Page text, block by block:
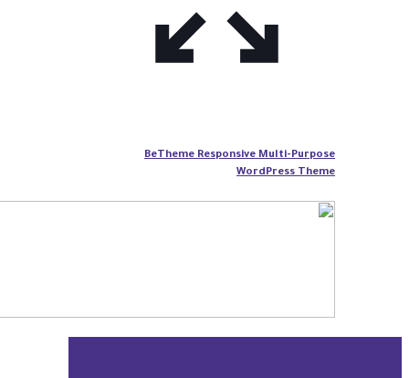
BeTheme Responsive Multi-Purpose
WordPress Theme